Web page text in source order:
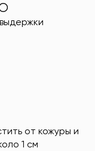
от кожуры и
1 см